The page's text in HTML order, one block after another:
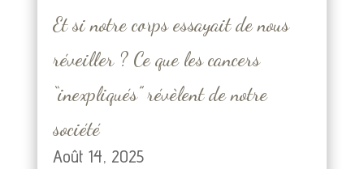
Et si notre corps essayait de nous
réveiller ? Ce que les cancers
“inexpliqués” révèlent de notre
société
Août 14, 2025